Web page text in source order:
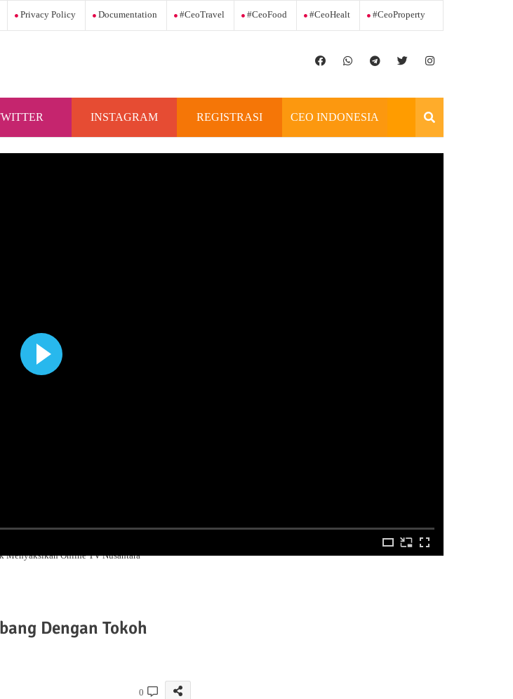
Privacy Policy Documentation #ceoTravel #ceoFood #ceoHealt #ceoProperty
INSTAGRAM REGISTRASI CEO INDONESIA
OFFICIAL
Menyaksikan Online TV Nusantara
Dengan Tokoh
0